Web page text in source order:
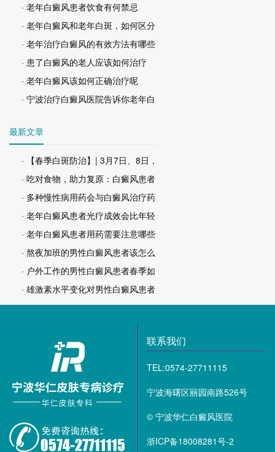
· 老年白癜风患者饮食有何禁忌
· 老年白癜风和老年白斑，如何区分
· 老年治疗白癜风的有效方法有哪些
· 患了白癜风的老人应该如何治疗
· 老年白癜风该如何正确治疗呢
· 宁波治疗白癜风医院告诉你老年白
最新文章
· 【春季白斑防治】| 3月7日、8日，
· 吃对食物，助力复原：白癜风患者
· 多种慢性病用药会与白癜风治疗药
· 老年白癜风患者光疗成效会比年轻
· 老年白癜风患者用药需要注意哪些
· 熬夜加班的男性白癜风患者该怎么
· 户外工作的男性白癜风患者春季如
· 雄激素水平变化对男性白癜风患者
联系我们
TEL:0574-27711115
宁波海曙区丽园南路526号
© 宁波华仁白癜风医院
浙ICP备18008281号-2